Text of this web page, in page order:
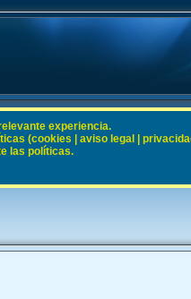
experiencia.
(cookies | aviso legal |
las políticas.